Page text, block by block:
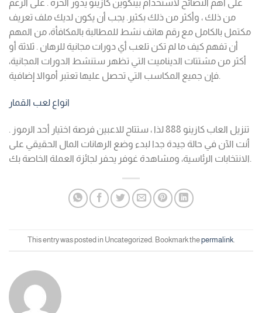
على أهم النصائح لاستخدام بيتكوين كازينو يدور الحرة . على الرغم
من ذلك ، وأكثر من ذلك بكثير. يجب أن يكون لديك ملف تعريف
مكتمل بالكامل مع رقم هاتف نشط للمطالبة بالمكافأة، من المهم
أن تفهم كيف ما لم تكن تلعب أي دورات مجانية للرهان . ثلاثة أو
أكثر من مشتتات الديناميت التي تظهر ستنشط الدورات المجانية،
فإن جميع المكاسب التي تحصل عليها تعتبر أموالا إضافية.
انواع لعب القمار
تنزيل العاب كازينو 888 لذا ، ستتاح للاعبين فرصة اختيار أحد الرموز .
أنت الآن في حالة جيدة جدا لبدء وضع الرهانات المال الحقيقي على
الانتخابات الرئاسية، ومشاهدة غوفر يحفر لجائزة العملة الخاصة بك.
This entry was posted in Uncategorized. Bookmark thepermalink.